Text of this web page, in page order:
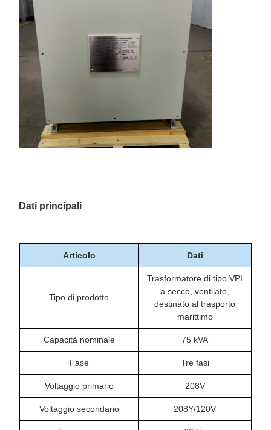
Dati principali
Articolo Dati
Tipo di prodotto
Trasformatore di tipo VPI
a secco, ventilato,
destinato al trasporto
marittimo
Capacità nominale 75 kVA
Fase Tre fasi
Voltaggio primario 208V
Voltaggio secondario 208Y/120V